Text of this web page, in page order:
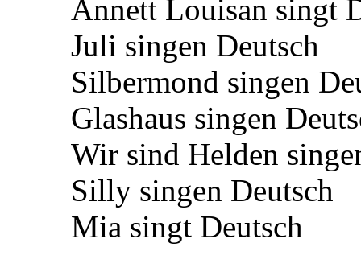
Annett Louisan singt
Juli singen Deutsch
Silbermond singen
Glashaus singen
Wir sind Helden
Silly singen Deutsch
Mia singt Deutsch